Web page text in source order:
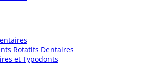
Rotatifs Dentaires
et Typodonts